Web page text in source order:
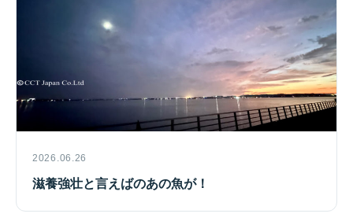
2026.06.26
滋養強壮と言えばのあの魚が！